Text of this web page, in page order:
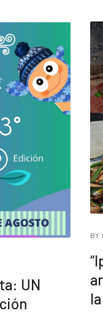
UN
BY